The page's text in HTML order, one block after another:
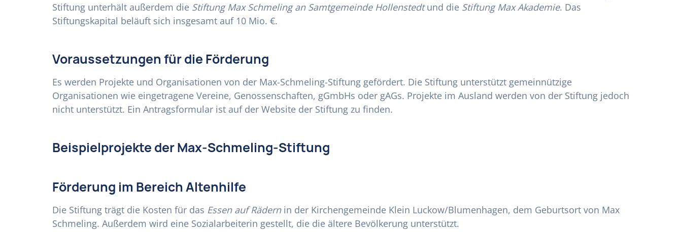
Stiftung unterhält außerdem die Stiftung Max Schmeling an Samtgemeinde Hollenstedtund die Stiftung Max Akademie. Das
Stiftungskapital beläuft sich insgesamt auf 10 Mio. €.
Voraussetzungen für die Förderung
Es werden Projekte und Organisationen von der Max-Schmeling-Stiftung gefördert. Die Stiftung unterstützt gemeinnützige
Organisationen wie eingetragene Vereine, Genossenschaften, gGmbHs oder gAGs. Projekte im Ausland werden von der Stiftung jedoch
nicht unterstützt. Ein Antragsformular ist auf der Website der Stiftung zu finden.
Beispielprojekte der Max-Schmeling-Stiftung
Förderung im Bereich Altenhilfe
Die Stiftung trägt die Kosten für das Essen auf Rädernin der Kirchengemeinde Klein Luckow/Blumenhagen, dem Geburtsort von Max
Schmeling. Außerdem wird eine Sozialarbeiterin gestellt, die die ältere Bevölkerung unterstützt.